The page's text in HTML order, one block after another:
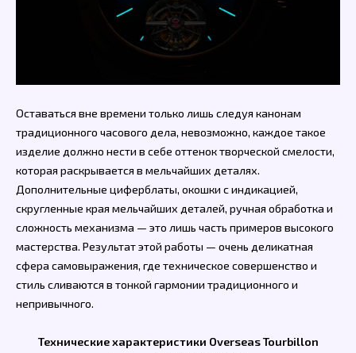
Оставаться вне времени только лишь следуя канонам
традиционного часового дела, невозможно, каждое такое
изделие должно нести в себе оттенок творческой смелости,
которая раскрывается в мельчайших деталях.
Дополнительные циферблаты, окошки с индикацией,
скругленные края мельчайших деталей, ручная обработка и
сложность механизма — это лишь часть примеров высокого
мастерства. Результат этой работы — очень деликатная
сфера самовыражения, где техническое совершенство и
стиль сливаются в тонкой гармонии традиционного и
непривычного.
Технические характеристики Overseas Tourbillon